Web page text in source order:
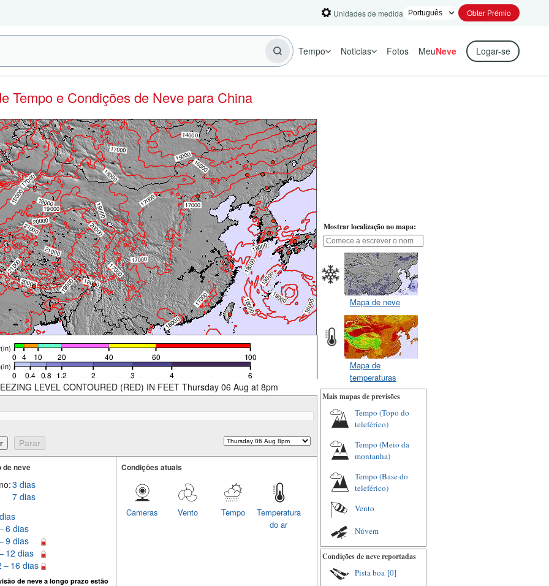
Unidades de medida Obter Prémio
Tempo Noticias Fotos MeuNeve Logar-se
de Tempo e Condições de Neve para China
LEVEL CONTOURED (RED) IN FEET Thursday 06 Aug at 8pm
de neve
3 dias
7 dias
6 dias
9 dias
12 dias
– 16 dias
de neve a longo prazo estão
Condições atuais
Temperatura
do ar
Tempo
Vento
Cameras
Mostrar localização no mapa:
Mapa de neve
Mapa de
temperaturas
Mais mapas de previsões
Tempo (Topo do
teleférico)
Tempo (Meio da
montanha)
Tempo (Base do
teleférico)
Vento
Núvem
Condições de neve reportadas
Pista boa [0]